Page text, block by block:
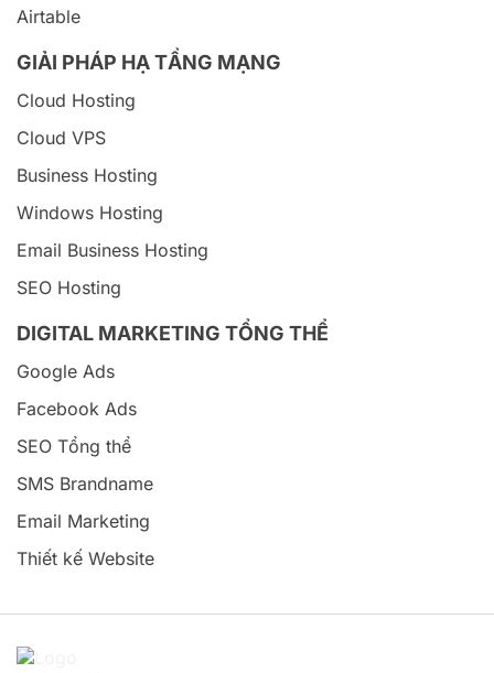
Airtable
GIẢI PHÁP HẠ TẦNG MẠNG
Cloud Hosting
Cloud VPS
Business Hosting
Windows Hosting
Email Business Hosting
SEO Hosting
DIGITAL MARKETING TỔNG THỂ
Google Ads
Facebook Ads
SEO Tổng thể
SMS Brandname
Email Marketing
Thiết kế Website